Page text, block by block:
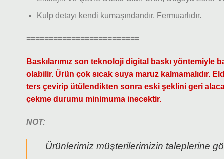
Kulp detayı kendi kumaşındandır, Fermuarlıdır.
=========================
Baskılarımız son teknoloji digital baskı yöntemiyle
olabilir. Ürün çok sıcak suya maruz kalmamalıdır.
ters çevirip ütülendikten sonra eski şeklini geri
çekme durumu minimuma inecektir.
NOT:
Ürünlerimiz müşterilerimizin taleplerine